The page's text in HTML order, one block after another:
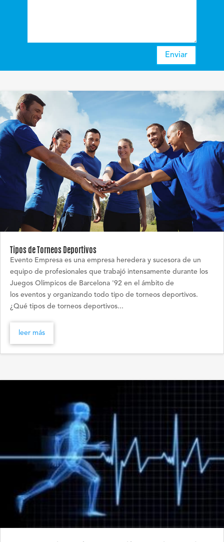
Enviar
Tipos de Torneos Deportivos
Evento Empresa es una empresa heredera y sucesora de un
equipo de profesionales que trabajó intensamente durante los
Juegos Olímpicos de Barcelona '92 en el ámbito de
los eventos y organizando todo tipo de torneos deportivos.
¿Qué tipos de torneos deportivos...
leer más